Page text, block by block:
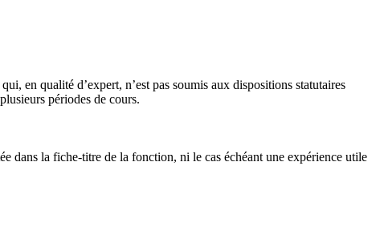
en qualité d’expert, n’est pas soumis aux dispositions statutaires
périodes de cours.
dans la fiche-titre de la fonction, ni le cas échéant une expérience utile